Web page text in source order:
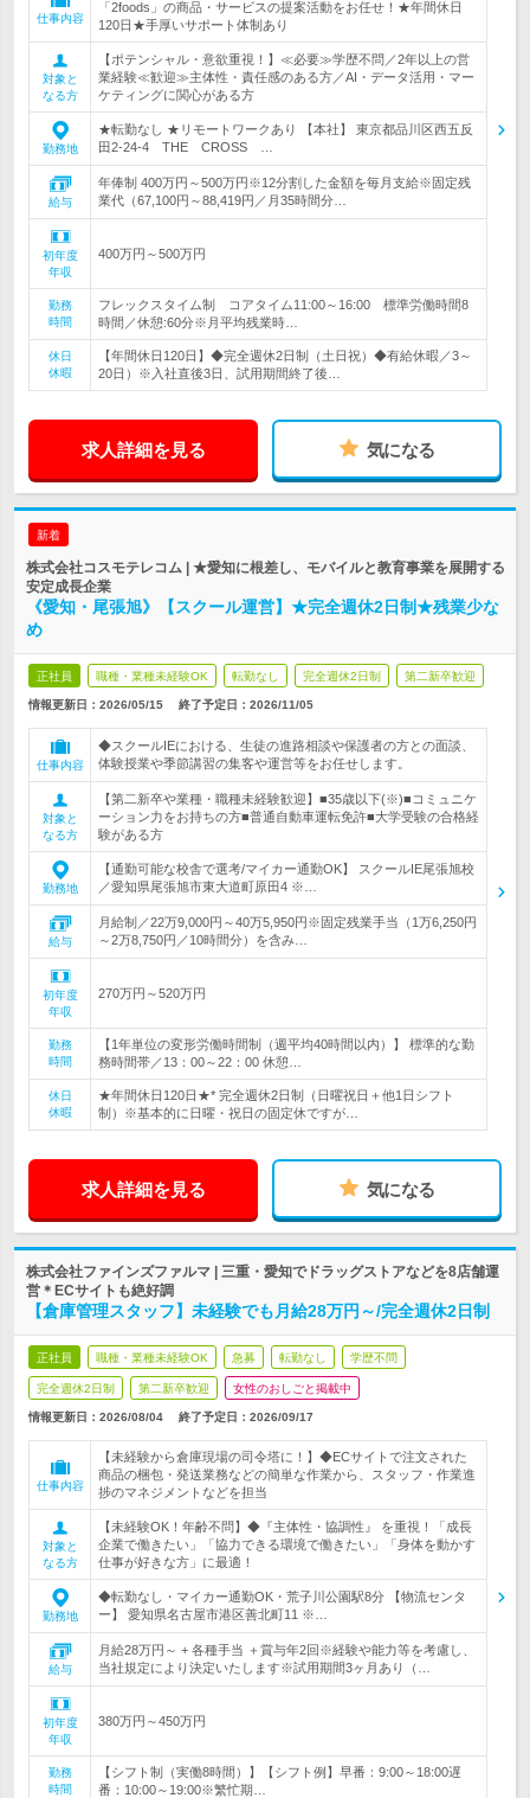
仕事内容
「2foods」の商品・サービスの提案活動をお任せ！★年間休日
120日★手厚いサポート体制あり
対象と
なる方
【ポテンシャル・意欲重視！】≪必要≫学歴不問／2年以上の営
業経験≪歓迎≫主体性・責任感のある方／AI・データ活用・マー
ケティングに関心がある方
勤務地
★転勤なし ★リモートワークあり 【本社】 東京都品川区西五反
田2-24-4 THE CROSS …
給与
年俸制 400万円～500万円※12分割した金額を毎月支給※固定残
業代（67,100円～88,419円／月35時間分…
初年度
年収
400万円～500万円
勤務
時間
フレックスタイム制 コアタイム11:00～16:00 標準労働時間8
時間／休憩:60分※月平均残業時…
休日
休暇
【年間休日120日】◆完全週休2日制（土日祝）◆有給休暇／3～
20日）※入社直後3日、試用期間終了後…
求人詳細を見る 気になる
新着
株式会社コスモテレコム | ★愛知に根差し、モバイルと教育事業を展開する
安定成長企業
《愛知・尾張旭》【スクール運営】★完全週休2日制★残業少な
め
正社員 職種・業種未経験OK 転勤なし 完全週休2日制 第二新卒歓迎
情報更新日：2026/05/15 終了予定日： 2026/11/05
仕事内容
◆スクールIEにおける、生徒の進路相談や保護者の方との面談、
体験授業や季節講習の集客や運営等をお任せします。
対象と
なる方
【第二新卒や業種・職種未経験歓迎】■35歳以下(※)■コミュニケ
ーション力をお持ちの方■普通自動車運転免許■大学受験の合格経
験がある方
勤務地
【通勤可能な校舎で選考/マイカー通勤OK】 スクールIE尾張旭校
／愛知県尾張旭市東大道町原田4 ※…
給与
月給制／22万9,000円～40万5,950円※固定残業手当（1万6,250円
～2万8,750円／10時間分）を含み…
初年度
年収
270万円～520万円
勤務
時間
【1年単位の変形労働時間制（週平均40時間以内）】 標準的な勤
務時間帯／13：00～22：00 休憩…
休日
休暇
★年間休日120日★* 完全週休2日制（日曜祝日＋他1日シフト
制）※基本的に日曜・祝日の固定休ですが…
求人詳細を見る 気になる
株式会社ファインズファルマ | 三重・愛知でドラッグストアなどを8店舗運
営＊ECサイトも絶好調
【倉庫管理スタッフ】未経験でも月給28万円～/完全週休2日制
正社員 職種・業種未経験OK 急募 転勤なし 学歴不問
完全週休2日制 第二新卒歓迎 女性のおしごと掲載中
情報更新日：2026/08/04 終了予定日： 2026/09/17
仕事内容
【未経験から倉庫現場の司令塔に！】◆ECサイトで注文された
商品の梱包・発送業務などの簡単な作業から、スタッフ・作業進
捗のマネジメントなどを担当
対象と
なる方
【未経験OK！年齢不問】◆『主体性・協調性』 を重視！「成長
企業で働きたい」「協力できる環境で働きたい」「身体を動かす
仕事が好きな方」に最適！
勤務地
◆転勤なし・マイカー通勤OK・荒子川公園駅8分 【物流センタ
ー】 愛知県名古屋市港区善北町11 ※…
給与
月給28万円～ + 各種手当 ＋賞与年2回※経験や能力等を考慮し、
当社規定により決定いたします※試用期間3ヶ月あり（…
初年度
年収
380万円～450万円
勤務
時間
【シフト制（実働8時間）】【シフト例】早番：9:00～18:00遅
番：10:00～19:00※繁忙期…